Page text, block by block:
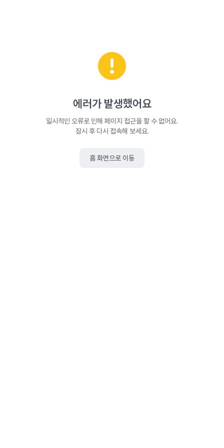
에러가 발생했어요
일시적인 오류로 인해 페이지 접근을 할 수 없어요.
잠시 후 다시 접속해 보세요.
홈 화면으로 이동